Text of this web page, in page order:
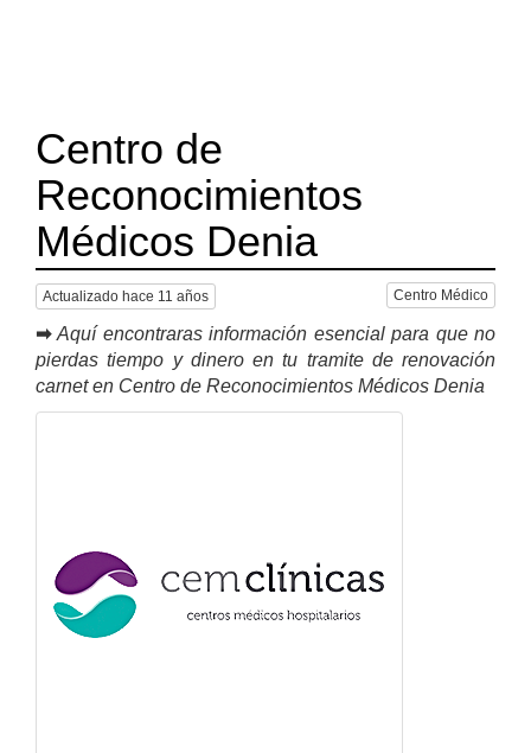
Centro de
Reconocimientos
Médicos Denia
Actualizado hace 11 años Centro Médico
➡ Aquí encontraras información esencial para que no
pierdas tiempo y dinero en tu tramite de renovación
carnet en Centro de Reconocimientos Médicos Denia